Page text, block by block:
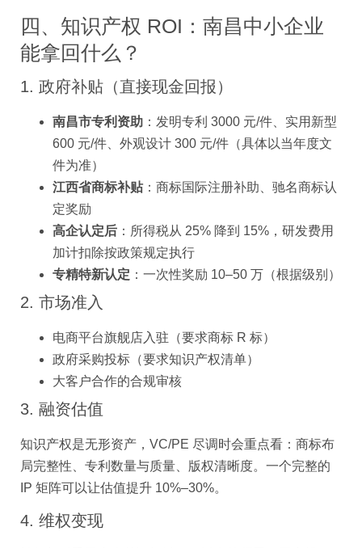
四、知识产权 ROI：南昌中小企业
能拿回什么？
1. 政府补贴（直接现金回报）
南昌市专利资助 ：发明专利 3000 元/件、实用新型
600 元/件、外观设计 300 元/件（具体以当年度文
件为准）
江西省商标补贴 ：商标国际注册补助、驰名商标认
定奖励
高企认定后 ：所得税从 25% 降到 15%，研发费用
加计扣除按政策规定执行
专精特新认定 ：一次性奖励 10–50 万（根据级别）
2. 市场准入
电商平台旗舰店入驻（要求商标 R 标）
政府采购投标（要求知识产权清单）
大客户合作的合规审核
3. 融资估值
知识产权是无形资产，VC/PE 尽调时会重点看：商标布
局完整性、专利数量与质量、版权清晰度。一个完整的
IP 矩阵可以让估值提升 10%–30%。
4. 维权变现